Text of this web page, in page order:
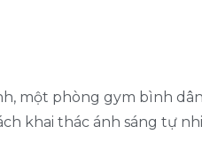
một phòng gym bình
khai thác ánh sáng tự